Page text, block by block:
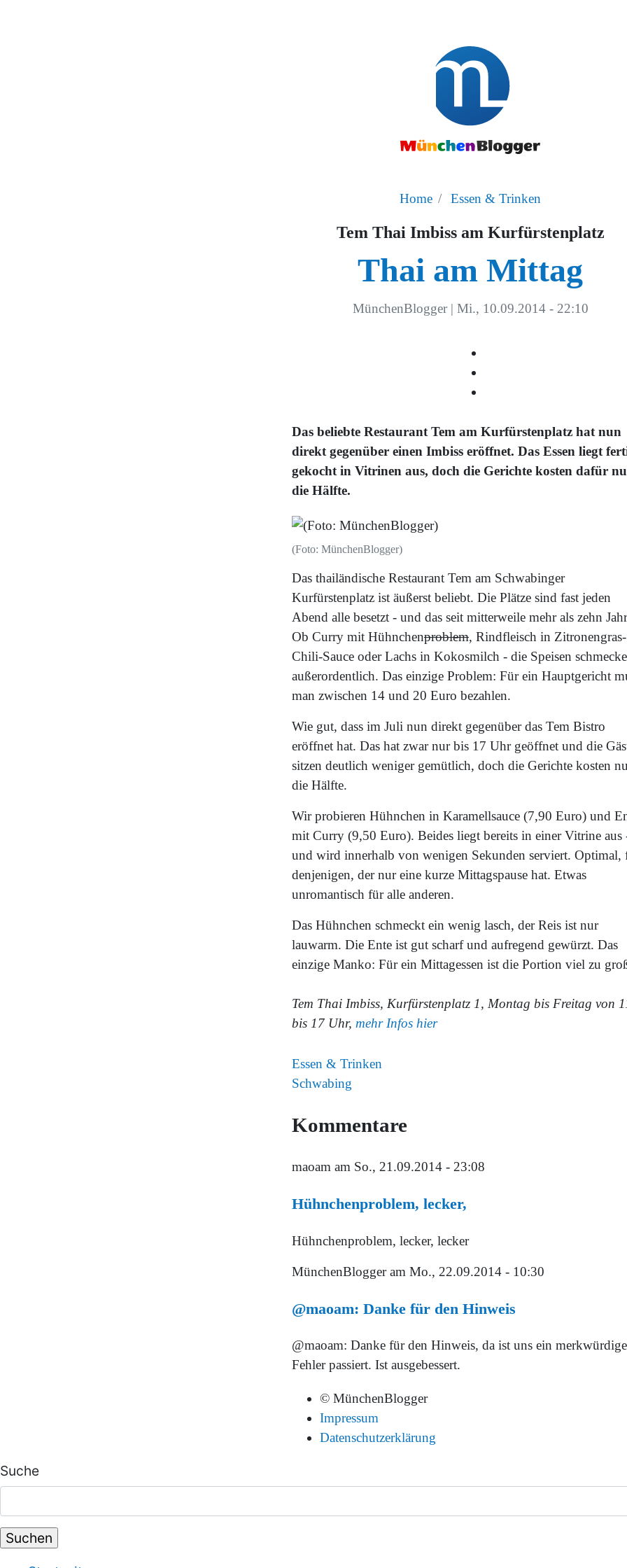
Home Essen & Trinken
Tem Thai Imbiss am Kurfürstenplatz
Thai am Mittag
MünchenBlogger | Mi., 10.09.2014 - 22:10
Das beliebte Restaurant Tem am Kurfürstenplatz hat nun
direkt gegenüber einen Imbiss eröffnet. Das Essen liegt
gekocht in Vitrinen aus, doch die Gerichte kosten dafür
die Hälfte.
(Foto: MünchenBlogger)
Das thailändische Restaurant Tem am Schwabinger
Kurfürstenplatz ist äußerst beliebt. Die Plätze sind fast jeden
Abend alle besetzt - und das seit mitterweile mehr als zehn
Ob Curry mit Hühnchenproblem, Rindfleisch in Zitronengras-
Chili-Sauce oder Lachs in Kokosmilch - die Speisen
außerordentlich. Das einzige Problem: Für ein Hauptgericht
man zwischen 14 und 20 Euro bezahlen.
Wie gut, dass im Juli nun direkt gegenüber das Tem Bistro
eröffnet hat. Das hat zwar nur bis 17 Uhr geöffnet und die
sitzen deutlich weniger gemütlich, doch die Gerichte kosten
die Hälfte.
Wir probieren Hühnchen in Karamellsauce (7,90 Euro) und
mit Curry (9,50 Euro). Beides liegt bereits in einer Vitrine aus
und wird innerhalb von wenigen Sekunden serviert. Optimal,
denjenigen, der nur eine kurze Mittagspause hat. Etwas
unromantisch für alle anderen.
Das Hühnchen schmeckt ein wenig lasch, der Reis ist nur
lauwarm. Die Ente ist gut scharf und aufregend gewürzt. Das
einzige Manko: Für ein Mittagessen ist die Portion viel zu
Tem Thai Imbiss, Kurfürstenplatz 1, Montag bis Freitag von
bis 17 Uhr, mehr Infos hier
Essen & Trinken
Schwabing
Kommentare
maoam am So., 21.09.2014 - 23:08
Hühnchenproblem, lecker,
Hühnchenproblem, lecker, lecker
MünchenBloggeram Mo., 22.09.2014 - 10:30
@maoam: Danke für den Hinweis
@maoam: Danke für den Hinweis, da ist uns ein
Fehler passiert. Ist ausgebessert.
© MünchenBlogger
Impressum
Datenschutzerklärung
Suche